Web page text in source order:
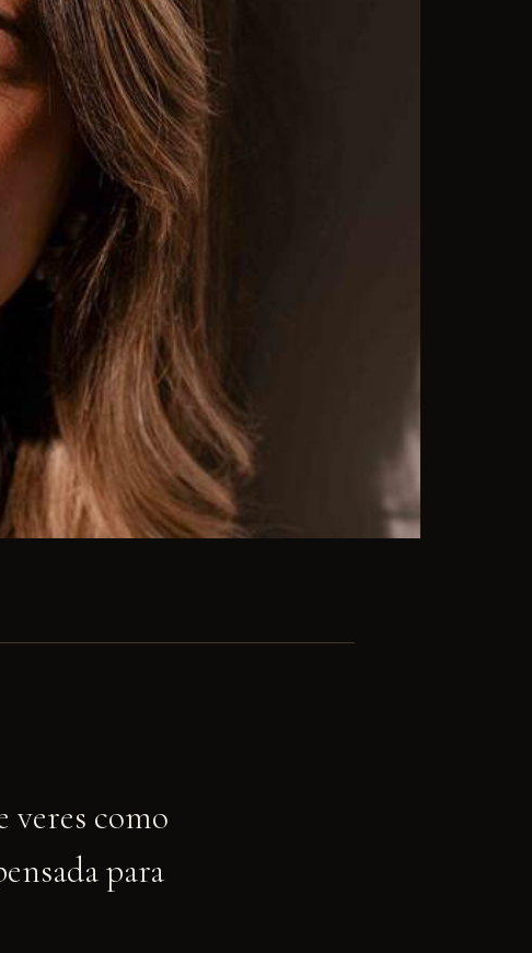
como
para